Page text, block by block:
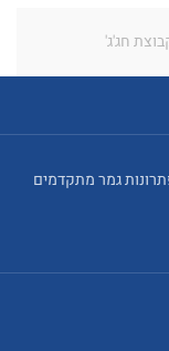
פתרונות גמר מתקדמים